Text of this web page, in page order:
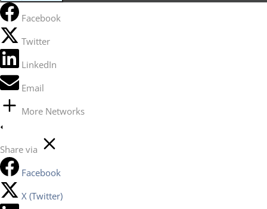
Facebook
Twitter
LinkedIn
Email
More Networks
Share via
Facebook
X (Twitter)